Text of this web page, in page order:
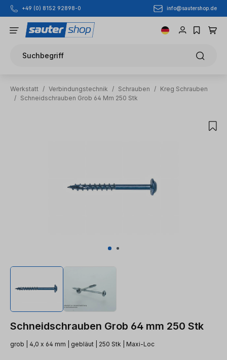
Zum Hauptinhalt springen
+49 (0) 8152 92898-0 info@sautershop.de
Suchbegriff
Werkstatt / Verbindungstechnik / Schrauben / Kreg Schrauben
/ Schneidschrauben Grob 64 Mm 250 Stk
Schneidschrauben Grob 64 mm 250 Stk
grob | 4,0 x 64 mm | gebläut | 250 Stk | Maxi-Loc